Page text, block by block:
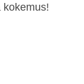
kokemus!